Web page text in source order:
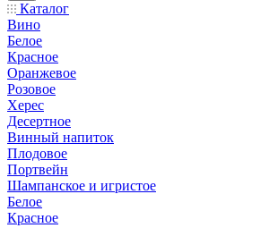
Каталог
Вино
Белое
Красное
Оранжевое
Розовое
Херес
Десертное
Винный напиток
Плодовое
Портвейн
Шампанское и игристое
Белое
Красное